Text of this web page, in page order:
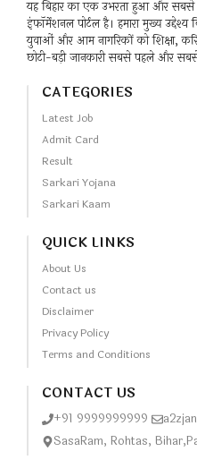
यह बिहार का एक उभरता हुआ और
इंफॉर्मेशनल पोर्टल है। हमारा मुख्य
युवाओं और आम नागरिकों को शिक्षा,
छोटी-बड़ी जानकारी सबसे पहले और
CATEGORIES
Latest Job
Admit Card
Result
Sarkari Yojana
Sarkari Kaam
QUICK LINKS
About Us
Contact us
Disclaimer
Privacy Policy
Terms and Conditions
CONTACT US
+91 9999999999
SasaRam, Rohtas,